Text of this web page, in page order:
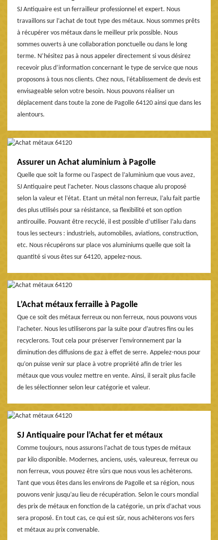
SJ Antiquaire est un ferrailleur professionnel et expert. Nous
travaillons sur l’achat de tout type des métaux. Nous sommes prêts
à récupérer vos métaux dans le meilleur prix possible. Nous
sommes ouverts à une collaboration ponctuelle ou dans le long
terme. N’hésitez pas à nous appeler directement si vous désirez
recevoir plus d’information concernant le type de service que nous
proposons à tous nos clients. Chez nous, l’établissement de devis est
envisageable selon votre besoin. Nous pouvons réaliser un
déplacement dans toute la zone de Pagolle 64120 ainsi que dans les
alentours.
Assurer un Achat aluminium à Pagolle
Quelle que soit la forme ou l’aspect de l’aluminium que vous avez,
SJ Antiquaire peut l’acheter. Nous classons chaque alu proposé
selon la valeur et l’état. Etant un métal non ferreux, l’alu fait partie
des plus utilisés pour sa résistance, sa flexibilité et son option
antirouille. Pouvant être recyclé, il est possible d’utiliser l’alu dans
tous les secteurs : industriels, automobiles, aviations, construction,
etc. Nous récupérons sur place vos aluminiums quelle que soit la
quantité si vous êtes sur 64120, appelez-nous.
L’Achat métaux ferraille à Pagolle
Que ce soit des métaux ferreux ou non ferreux, nous pouvons vous
l’acheter. Nous les utiliserons par la suite pour d’autres fins ou les
recyclerons. Tout cela pour préserver l’environnement par la
diminution des diffusions de gaz à effet de serre. Appelez-nous pour
qu’on puisse venir sur place à votre propriété afin de trier les
métaux que vous voulez mettre en vente. Ainsi, il serait plus facile
de les sélectionner selon leur catégorie et valeur.
SJ Antiquaire pour l’Achat fer et métaux
Comme toujours, nous assurons l’achat de tous types de métaux
par kilo disponible. Modernes, anciens, usés, valeureux, ferreux ou
non ferreux, vous pouvez être sûrs que nous vous les achèterons.
Tant que vous êtes dans les environs de Pagolle et sa région, nous
pouvons venir jusqu’au lieu de récupération. Selon le cours mondial
des prix de métaux en fonction de la catégorie, un prix d’achat vous
sera proposé. En tout cas, ce qui est sûr, nous achèterons vos fers
et métaux au prix convenable.